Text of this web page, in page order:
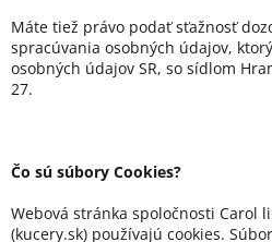
Máte tiež právo podať sťažnosť
spracúvania osobných údajov,
osobných údajov SR, so sídlom
27.
Čo sú súbory Cookies?
Webová stránka spoločnosti Carol
(kucery.sk) používajú cookies.